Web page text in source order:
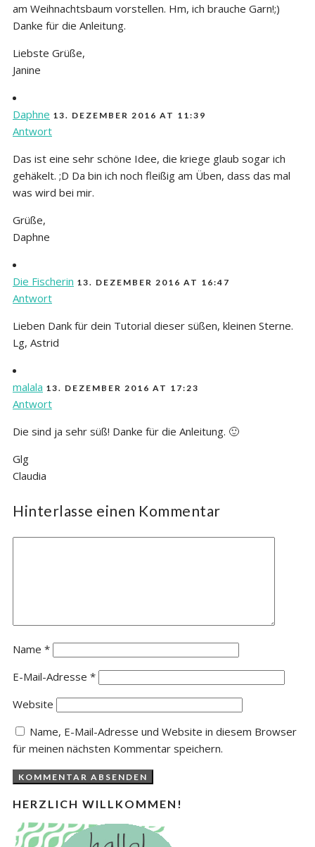
am Weihnachtsbaum vorstellen. Hm, ich brauche Garn!;)
Danke für die Anleitung.
Liebste Grüße,
Janine
Daphne 13. DEZEMBER 2016 AT 11:39
Antwort
Das ist eine sehr schöne Idee, die kriege glaub sogar ich
gehäkelt. ;D Da bin ich noch fleißig am Üben, dass das mal
was wird bei mir.
Grüße,
Daphne
Die Fischerin 13. DEZEMBER 2016 AT 16:47
Antwort
Lieben Dank für dein Tutorial dieser süßen, kleinen Sterne.
Lg, Astrid
malala 13. DEZEMBER 2016 AT 17:23
Antwort
Die sind ja sehr süß! Danke für die Anleitung. 🙂
Glg
Claudia
Hinterlasse einen Kommentar
Name *
E-Mail-Adresse *
Website
Name, E-Mail-Adresse und Website in diesem Browser
für meinen nächsten Kommentar speichern.
HERZLICH WILLKOMMEN!